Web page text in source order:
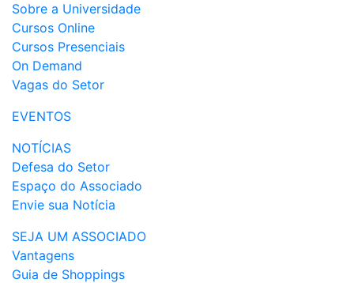
Sobre a Universidade
Cursos Online
Cursos Presenciais
On Demand
Vagas do Setor
EVENTOS
NOTÍCIAS
Defesa do Setor
Espaço do Associado
Envie sua Notícia
SEJA UM ASSOCIADO
Vantagens
Guia de Shoppings